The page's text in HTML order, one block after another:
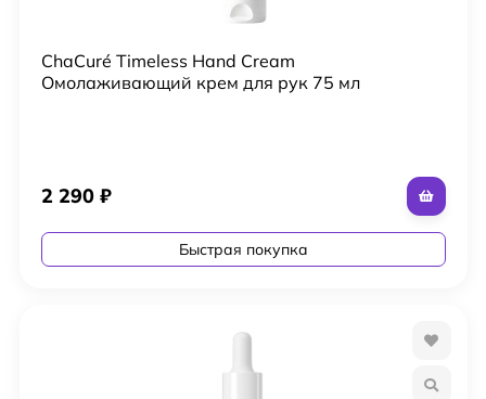
ChaCuré Timeless Hand Cream
Омолаживающий крем для рук 75 мл
2 290 ₽
Быстрая покупка